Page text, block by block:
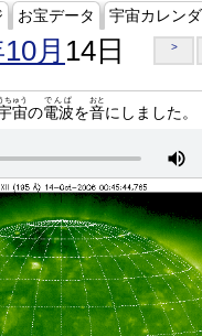
お宝データ 宇宙カレン
月 14日 >
宙
ちゅう
の電波
でんぱ
を音
おと
にしました。